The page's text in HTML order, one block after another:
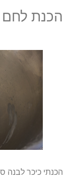
הכנת לחם
הכנתי כיכר לבנה